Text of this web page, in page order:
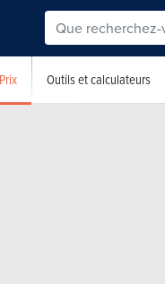
Outils et calculateurs